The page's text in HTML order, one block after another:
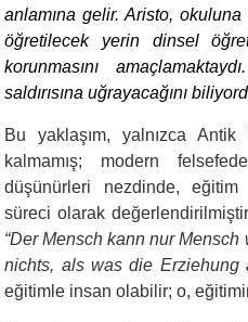
anlamına gelir. Aristo,
öğretilecek yerin dinsel
korunmasını
saldırısına uğrayacağını
Bu yaklaşım, yalnızca
kalmamış; modern
düşünürleri nezdinde,
süreci olarak
“Der Mensch kann nur
nichts, als was die Erziehung
eğitimle insan olabilir; o,